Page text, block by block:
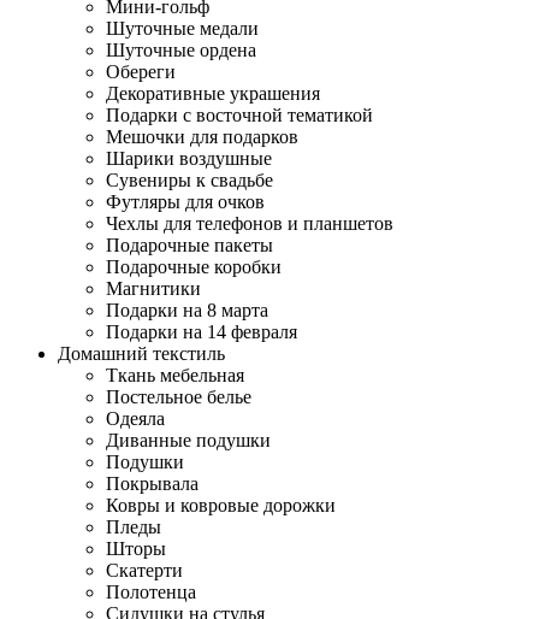
Мини-гольф
Шуточные медали
Шуточные ордена
Обереги
Декоративные украшения
Подарки с восточной тематикой
Мешочки для подарков
Шарики воздушные
Сувениры к свадьбе
Футляры для очков
Чехлы для телефонов и планшетов
Подарочные пакеты
Подарочные коробки
Магнитики
Подарки на 8 марта
Подарки на 14 февраля
Домашний текстиль
Ткань мебельная
Постельное белье
Одеяла
Диванные подушки
Подушки
Покрывала
Ковры и ковровые дорожки
Пледы
Шторы
Скатерти
Полотенца
Сидушки на стулья